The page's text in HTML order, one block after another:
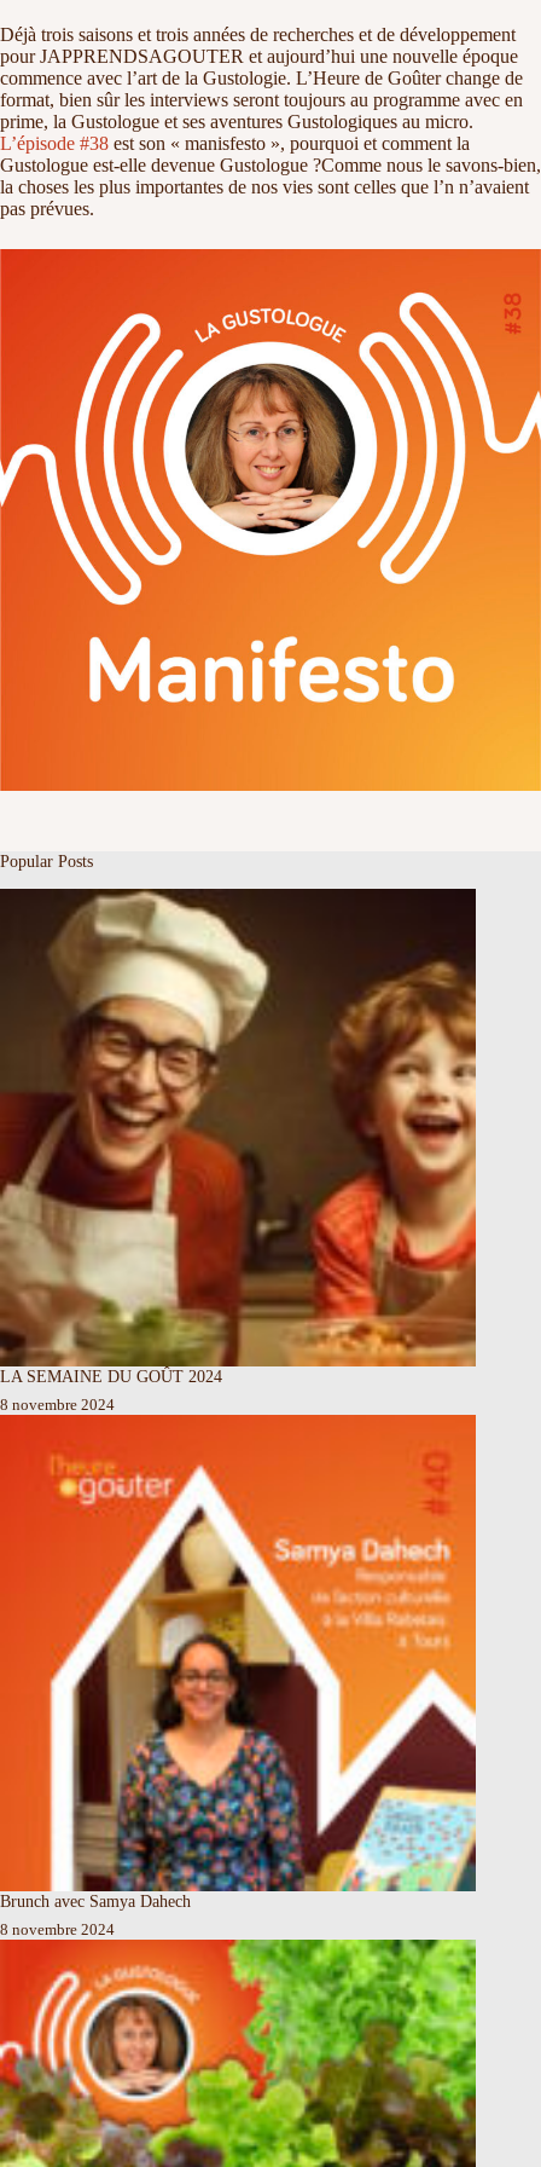
Déjà trois saisons et trois années de recherches et de développement
pour JAPPRENDSAGOUTER et aujourd’hui une nouvelle époque
commence avec l’art de la Gustologie. L’Heure de Goûter change de
format, bien sûr les interviews seront toujours au programme avec en
prime, la Gustologue et ses aventures Gustologiques au micro.
L’épisode #38 est son « manisfesto », pourquoi et comment la
Gustologue est-elle devenue Gustologue ?Comme nous le savons-bien,
la choses les plus importantes de nos vies sont celles que l’n n’avaient
pas prévues.
Popular Posts
LA SEMAINE DU GOÛT 2024
8 novembre 2024
Brunch avec Samya Dahech
8 novembre 2024